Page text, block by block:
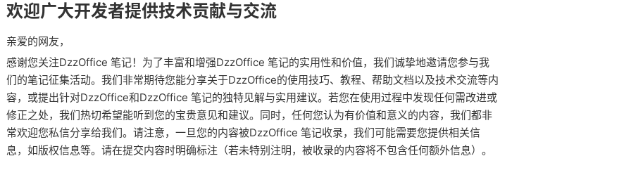
欢迎广大开发者提供技术贡献与交流
亲爱的网友，
感谢您关注DzzOffice 笔记！为了丰富和增强DzzOffice 笔记的实用性和价值，我们诚挚地邀请您参与我
们的笔记征集活动。我们非常期待您能分享关于DzzOffice的使用技巧、教程、帮助文档以及技术交流等内
容，或提出针对DzzOffice和DzzOffice 笔记的独特见解与实用建议。若您在使用过程中发现任何需改进或
修正之处，我们热切希望能听到您的宝贵意见和建议。同时，任何您认为有价值和意义的内容，我们都非
常欢迎您私信分享给我们。请注意，一旦您的内容被DzzOffice 笔记收录，我们可能需要您提供相关信
息，如版权信息等。请在提交内容时明确标注（若未特别注明，被收录的内容将不包含任何额外信息）。